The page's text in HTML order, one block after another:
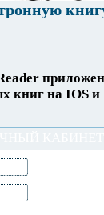
книг на IOS